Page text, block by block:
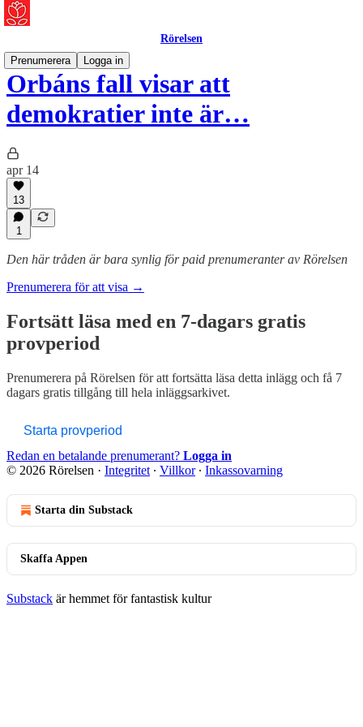
Rörelsen
Prenumerera
Logga in
Orbáns fall visar att
demokratier inte är…
apr 14
13
1
Den här tråden är bara synlig för paid prenumeranter av Rörelsen
Prenumerera för att visa →
Fortsätt läsa med en 7-dagars gratis
provperiod
Prenumerera på Rörelsen för att fortsätta läsa detta inlägg och få 7
dagars gratis tillgång till hela inläggsarkivet.
Starta provperiod
Redan en betalande prenumerant? Logga in
© 2026 Rörelsen · Integritet ∙ Villkor∙ Inkassovarning
Starta din Substack
Skaffa Appen
Substack är hemmet för fantastisk kultur